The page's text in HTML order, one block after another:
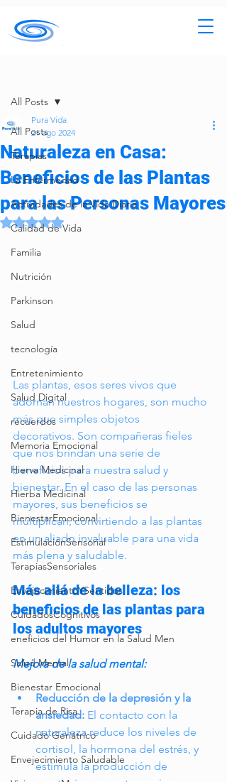
All Posts
Terapias
La Enfermedad
Actividades de la Vida Diaria
Calidad de Vida
Familia
Nutrición
Parkinson
Salud
tecnología
Entretenimiento
Salud Digital
recuerdos
Memoria Emocional
Hierva Medicinal
Hierba Medicinal
BienestarEmocional
EstimulaciónSensorial
TerapiasSensoriales
EnvejecimientoYSentidos
CuidadosCognitivos
eneficios del Humor en la Salud Men
Salud Mental
Bienestar Emocional
Terapia de Risa
Cuidado Geriátrico
Envejecimiento Saludable
All Posts
Naturaleza en Casa:
Beneficios de las Plantas
para las Personas Mayores
Pura Vida
21 ago 2024
Obtuvo NaN de 5 estrellas.
Las plantas, esos seres vivos que
adornan nuestros hogares, son mucho
más que simples objetos
decorativos. Son compañeras fieles
que nos brindan una serie de
beneficios para nuestra salud y
bienestar. En el caso de las personas
mayores, sus beneficios se
multiplican, convirtiendo a las plantas
en un aliado invaluable para una vida
más plena y saludable.
Más allá de la belleza: los
beneficios de las plantas para
los adultos mayores
Mejora de la salud mental:
Reducción de la depresión y la
ansiedad: El contacto con la
naturaleza reduce los niveles de
cortisol, la hormona del estrés, y
estimula la producción de